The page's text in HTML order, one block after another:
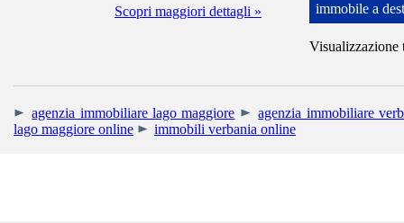
Scopri maggiori dettagli »
immobile a
Visualizzazione
agenzia immobiliare lago maggiore
agenzia immobiliare
lago maggiore online
immobili verbania online